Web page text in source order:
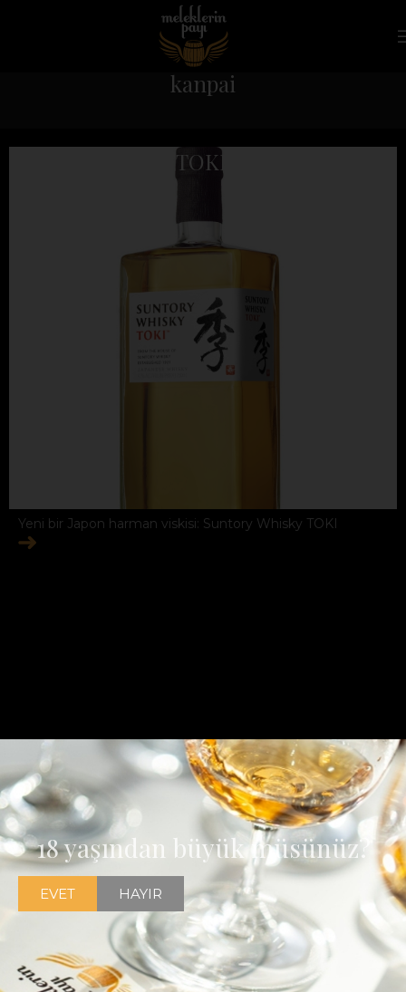
kanpai
Suntory Whisky TOKI
Yeni bir Japon harman viskisi: Suntory Whisky TOKI
18 yaşından büyük müsünüz?
EVET HAYIR